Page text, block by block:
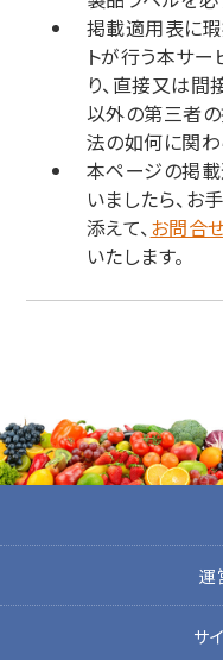
掲載適用表に
トが行う本サ
り、直接又は
以外の第三者の
法の如何に関わ
本ページの掲
いましたら、お
添えて、お問合
いたします。
運
サ